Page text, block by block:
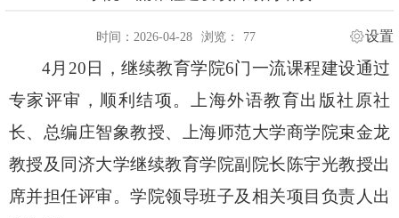
时间：2026-04-28 浏览： 77 设置
4月 20 日，继续教育学院6门一流课程建设通过
专家评审，顺利结项。上海外语教育出版社原社
长、总编庄智象教授、上海师范大学商学院束金龙
教授及同济大学继续教育学院副院长陈宇光教授出
席并担任评审。学院领导班子及相关项目负责人出